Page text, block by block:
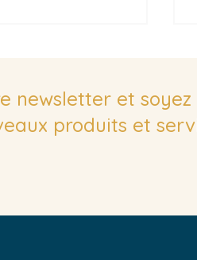
newsletter et
produits et